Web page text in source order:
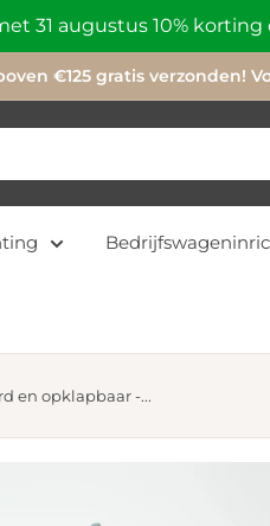
31 augustus 10%
€125 gratis verzonden!
en opklapbaar -...